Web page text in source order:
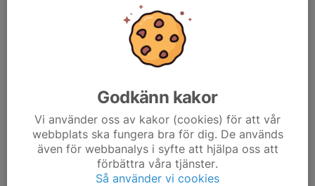
Nya Skjuttider-igen.pdf
Godkänn kakor
Vi använder oss av kakor (cookies) för att vår
webbplats ska fungera bra för dig. De används
även för webbanalys i syfte att hjälpa oss att
förbättra våra tjänster.
Så använder vi cookies